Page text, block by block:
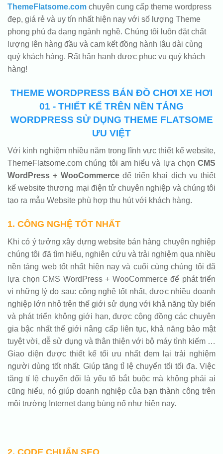
ThemeFlatsome.com chuyên cung cấp theme wordpress
đẹp, giá rẻ và uy tín nhất hiện nay với số lượng Theme
phong phú đa dạng ngành nghề. Chúng tôi luôn đặt chất
lượng lên hàng đầu và cam kết đồng hành lâu dài cùng
quý khách hàng. Rất hân hạnh được phục vụ quý khách
hàng!
THEME WORDPRESS BÁN ĐỒ CHƠI XE HƠI
01 - THIẾT KẾ TRÊN NỀN TẢNG
WORDPRESS SỬ DỤNG THEME FLATSOME
ƯU VIỆT
Với kinh nghiệm nhiều năm trong lĩnh vực thiết kế website,
ThemeFlatsome.com chúng tôi am hiểu và lựa chọn CMS
WordPress + WooCommerceđể triển khai dịch vụ thiết
kế website thương mại điện tử chuyên nghiệp và chúng tôi
tạo ra mẫu Website phù hợp thu hút với khách hàng.
1. CÔNG NGHỆ TỐT NHẤT
Khi có ý tưởng xây dựng website bán hàng chuyên nghiệp
chúng tôi đã tìm hiểu, nghiên cứu và trải nghiệm qua nhiều
nền tảng web tốt nhất hiện nay và cuối cùng chúng tôi đã
lựa chọn CMS WordPress + WooCommerce để phát triển
vì những lý do sau: công nghệ tốt nhất, được nhiều doanh
nghiệp lớn nhỏ trên thế giới sử dụng với khả năng tùy biến
và phát triển không giới hạn, được cộng đồng các chuyên
gia bậc nhất thế giới nâng cấp liên tục, khả năng bảo mật
tuyệt vời, dễ sử dụng và thân thiện với bộ máy tình kiếm …
Giao diện được thiết kế tối ưu nhất đem lại trải nghiệm
người dùng tốt nhất. Giúp tăng tỉ lệ chuyển tổi tối đa. Việc
tăng tỉ lệ chuyển đổi là yếu tố bắt buộc mà không phải ai
cũng hiểu, nó giúp doanh nghiệp của bạn thành công trên
môi trường Internet đang bùng nổ như hiện nay.
2. CODE CHUẨN SEO